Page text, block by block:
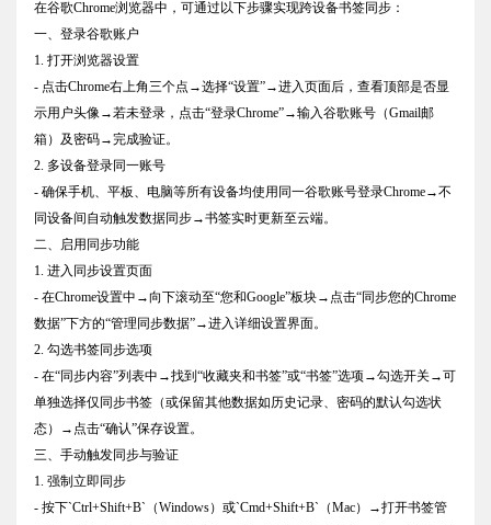
在谷歌Chrome浏览器中，可通过以下步骤实现跨设备书签同步：
一、登录谷歌账户
1. 打开浏览器设置
- 点击Chrome右上角三个点→选择“设置”→进入页面后，查看顶部是否显
示用户头像→若未登录，点击“登录Chrome”→输入谷歌账号（Gmail邮
箱）及密码→完成验证。
2. 多设备登录同一账号
- 确保手机、平板、电脑等所有设备均使用同一谷歌账号登录Chrome→不
同设备间自动触发数据同步→书签实时更新至云端。
二、启用同步功能
1. 进入同步设置页面
- 在Chrome设置中→向下滚动至“您和Google”板块→点击“同步您的Chrome
数据”下方的“管理同步数据”→进入详细设置界面。
2. 勾选书签同步选项
- 在“同步内容”列表中→找到“收藏夹和书签”或“书签”选项→勾选开关→可
单独选择仅同步书签（或保留其他数据如历史记录、密码的默认勾选状
态）→点击“确认”保存设置。
三、手动触发同步与验证
1. 强制立即同步
- 按下`Ctrl+Shift+B`（Windows）或`Cmd+Shift+B`（Mac）→打开书签管